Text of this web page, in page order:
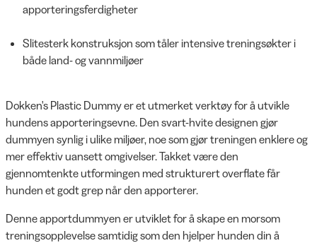
apporteringsferdigheter
Slitesterk konstruksjon som tåler intensive treningsøkter i
både land- og vannmiljøer
Dokken's Plastic Dummy er et utmerket verktøy for å utvikle
hundens apporteringsevne. Den svart-hvite designen gjør
dummyen synlig i ulike miljøer, noe som gjør treningen enklere og
mer effektiv uansett omgivelser. Takket være den
gjennomtenkte utformingen med strukturert overflate får
hunden et godt grep når den apporterer.
Denne apportdummyen er utviklet for å skape en morsom
treningsopplevelse samtidig som den hjelper hunden din å